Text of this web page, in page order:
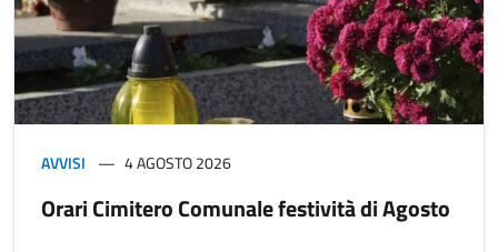
AVVISI 4 AGOSTO 2026
Orari Cimitero Comunale festività di Agosto